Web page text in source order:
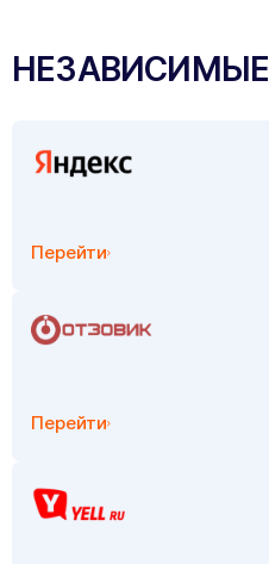
НЕЗАВИСИМЫЕ
Перейти
Перейти